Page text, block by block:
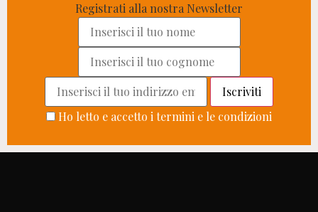
Registrati alla nostra Newsletter
Ho letto e accetto i termini e le condizioni